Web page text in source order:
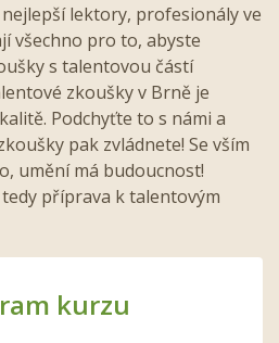
lektory, profesionály ve
všechno pro to, abyste
s talentovou částí
zkoušky v Brně je
Podchyťte to s námi a
pak zvládnete! Se vším
umění má budoucnost!
příprava k talentovým
kurzu